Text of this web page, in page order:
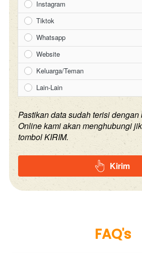
Instagram
Tiktok
Whatsapp
Website
Keluarga/Teman
Lain-Lain
Pastikan data sudah terisi dengan
Online kami akan menghubungi
tombol KIRIM.
` Kirim
FAQ's